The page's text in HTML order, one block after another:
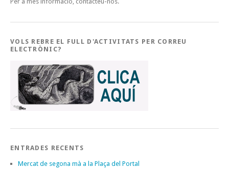
VOLS REBRE EL FULL D'ACTIVITATS PER CORREU
ELECTRÒNIC?
ENTRADES RECENTS
Mercat de segona mà a la Plaça del Portal